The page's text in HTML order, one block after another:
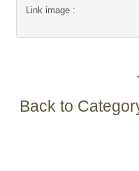
Link image :
Back to